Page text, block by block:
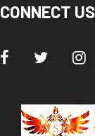
उपाध्यक्ष धीरेंद्र प्रताप
पारित करके मुख्यमंत्री
की बदौलत आज राज्य में
कहा कि कांग्रेस इस